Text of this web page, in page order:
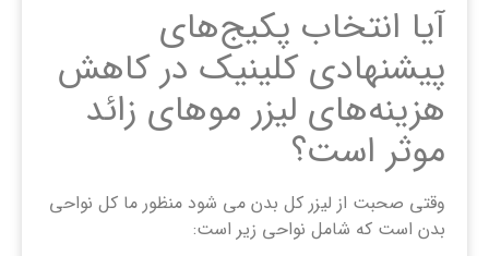
آیا انتخاب پکیج‌های
پیشنهادی کلینیک در کاهش
هزینه‌های لیزر موهای زائد
موثر است؟
وقتی صحبت از لیزر کل بدن می شود منظور ما کل نواحی
بدن است که شامل نواحی زیر است: